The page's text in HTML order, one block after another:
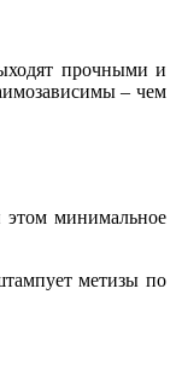
прочными и
– чем
этом минимальное
метизы по